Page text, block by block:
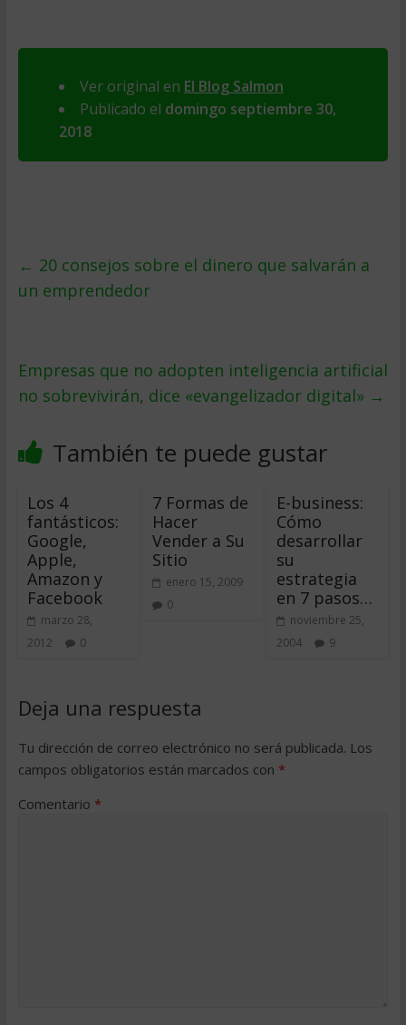
Ver original en El Blog Salmon
Publicado el domingo septiembre 30,
2018
← 20 consejos sobre el dinero que salvarán a
un emprendedor
Empresas que no adopten inteligencia artificial
no sobrevivirán, dice «evangelizador digital» →
También te puede gustar
Los 4
fantásticos:
Google,
Apple,
Amazon y
Facebook
marzo 28,
2012
0
7 Formas de
Hacer
Vender a Su
Sitio
enero 15, 2009
0
E-business:
Cómo
desarrollar
su
estrategia
en 7 pasos…
noviembre 25,
2004
9
Deja una respuesta
Tu dirección de correo electrónico no será publicada. Los
campos obligatorios están marcados con *
Comentario *